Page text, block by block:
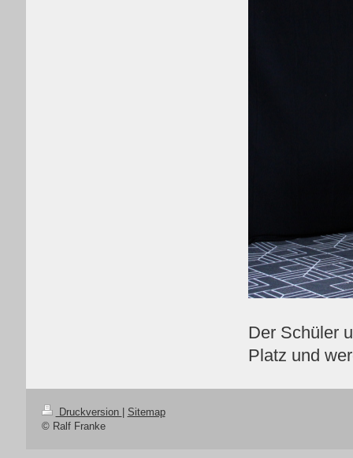
Der Schüler
Platz und
Druckversion
Sitemap
© Ralf Franke